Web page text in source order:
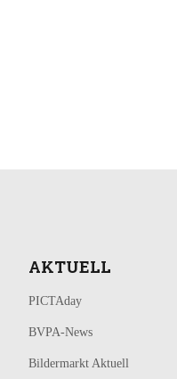
AKTUELL
PICTAday
BVPA-News
Bildermarkt Aktuell